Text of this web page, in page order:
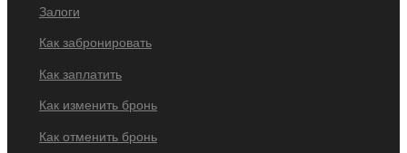
Залоги
Как забронировать
Как заплатить
Как изменить бронь
Как отменить бронь